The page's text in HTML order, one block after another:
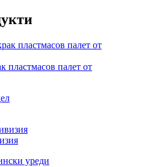
пластмасов палет от